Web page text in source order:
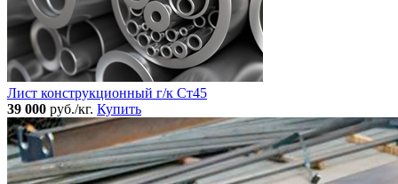
Лист конструкционный г/к Ст45
39 000 руб./кг. Купить